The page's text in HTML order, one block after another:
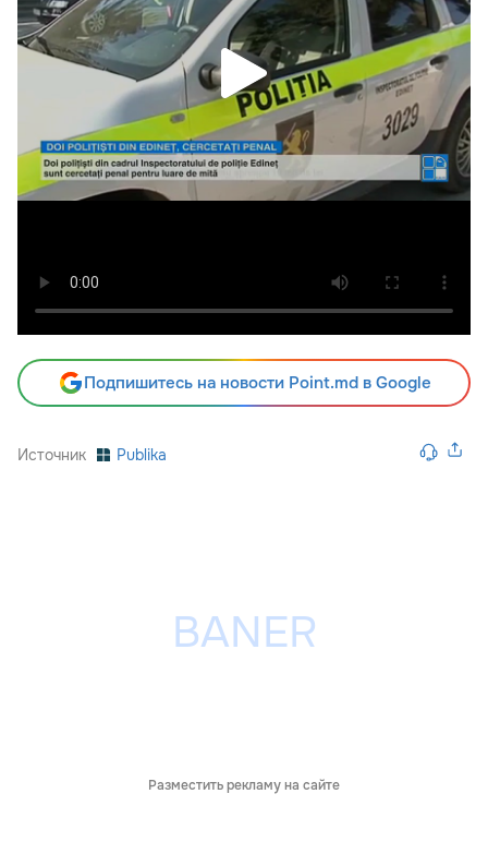
Подпишитесь на новости Point.md в Google
Источник Publika
Разместить рекламу на сайте